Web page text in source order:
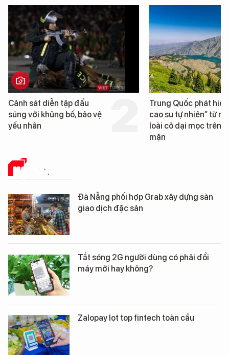
Cảnh sát diễn tập đấu
súng với khủng bố, bảo vệ
yếu nhân
Trung Quốc phát hiện
cao su tự nhiên” từ
loài cỏ dại mọc trên
mặn
HẠ TẦNG SỐ
Đà Nẵng phối hợp Grab xây dựng sàn
giao dịch đặc sản
Tắt sóng 2G người dùng có phải đổi
máy mới hay không?
Zalopay lọt top fintech toàn cầu